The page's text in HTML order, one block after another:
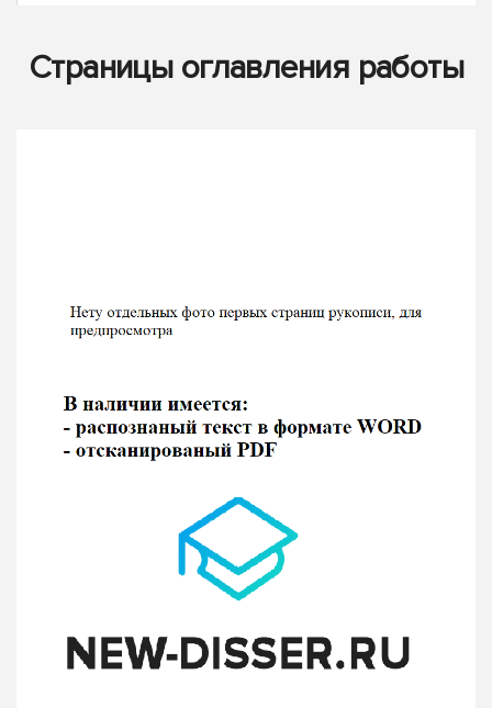
Страницы оглавления работы